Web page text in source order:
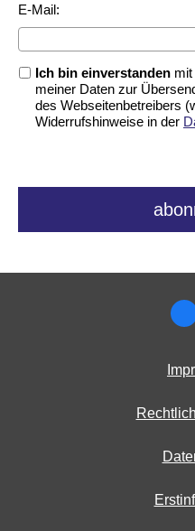
E-Mail:
Ich bin einverstanden
meiner Daten zur
des Webseitenbetreibers
Widerrufshinweise in der